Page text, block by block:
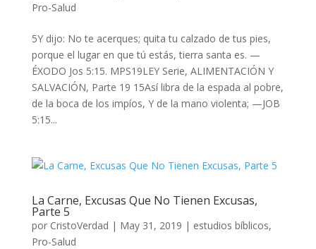
Pro-Salud
5Y dijo: No te acerques; quita tu calzado de tus pies,
porque el lugar en que tú estás, tierra santa es. —
ÉXODO Jos 5:15. MPS19LEY Serie, ALIMENTACIÓN Y
SALVACIÓN, Parte 19 15Así libra de la espada al pobre,
de la boca de los impíos, Y de la mano violenta; —JOB
5:15...
La Carne, Excusas Que No Tienen Excusas,
Parte 5
por CristoVerdad | May 31, 2019 | estudios bíblicos,
Pro-Salud